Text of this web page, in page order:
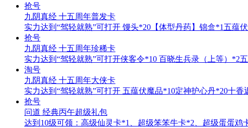
抢号
九阴真经 十五周年普发卡
实力达到“驾轻就熟”可打开 馒头*20【体型丹药】锦盒*1五蕴
抢号
九阴真经 十五周年珍稀卡
实力达到“驾轻就熟”可打开侠客令*10 百晓生兵录（上等）
淘号
九阴真经 十五周年大侠卡
实力达到“驾轻就熟”可打开 五蕴伏魔品*10定神护心丹*20十
抢号
问道 经典丙午超级礼包
达到10级可领：高级仙灵卡*1、超级笨笨牛卡*2、超级蛋蛋